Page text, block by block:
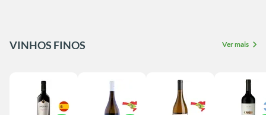
VINHOS FINOS Ver mais chevron_right